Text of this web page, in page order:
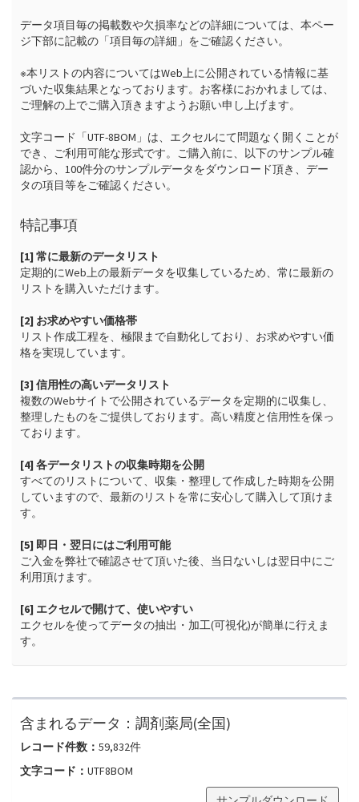
データ項目毎の掲載数や欠損率などの詳細については、本ペー
ジ下部に記載の「項目毎の詳細」をご確認ください。
※本リストの内容についてはWeb上に公開されている情報に基
づいた収集結果となっております。お客様におかれましては、
ご理解の上でご購入頂きますようお願い申し上げます。
文字コード「UTF-8BOM」は、エクセルにて問題なく開くことが
でき、ご利用可能な形式です。ご購入前に、以下のサンプル確
認から、100件分のサンプルデータをダウンロード頂き、デー
タの項目等をご確認ください。
特記事項
[1] 常に最新のデータリスト
定期的にWeb上の最新データを収集しているため、常に最新の
リストを購入いただけます。
[2] お求めやすい価格帯
リスト作成工程を、極限まで自動化しており、お求めやすい価
格を実現しています。
[3] 信用性の高いデータリスト
複数のWebサイトで公開されているデータを定期的に収集し、
整理したものをご提供しております。高い精度と信用性を保っ
ております。
[4] 各データリストの収集時期を公開
すべてのリストについて、収集・整理して作成した時期を公開
していますので、最新のリストを常に安心して購入して頂けま
す。
[5] 即日・翌日にはご利用可能
ご入金を弊社で確認させて頂いた後、当日ないしは翌日中にご
利用頂けます。
[6] エクセルで開けて、使いやすい
エクセルを使ってデータの抽出・加工(可視化)が簡単に行えま
す。
含まれるデータ： 調剤薬局(全国)
レコード件数： 59,832件
文字コード： UTF8BOM